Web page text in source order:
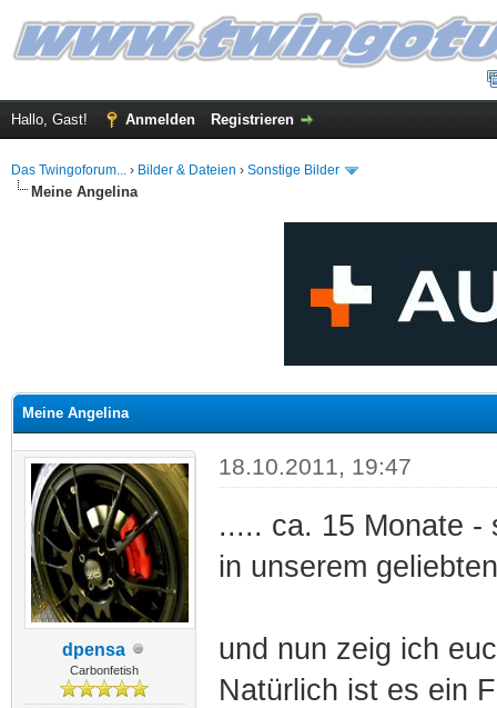
Hallo, Gast! Anmelden Registrieren
Das Twingoforum... › Bilder & Dateien › Sonstige Bilder
Meine Angelina
Meine Angelina
dpensa
Carbonfetish
18.10.2011, 19:47
..... ca. 15 Monate -
in unserem
und nun zeig ich
Natürlich ist es ein